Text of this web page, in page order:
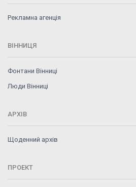
Рекламна агенція
ВІННИЦЯ
Фонтани Вінниці
Люди Вінниці
АРХІВ
Щоденний архів
ПРОЕКТ